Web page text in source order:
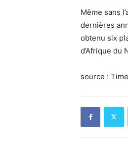
Même sans
dernières
obtenu six
d’Afrique du
source :